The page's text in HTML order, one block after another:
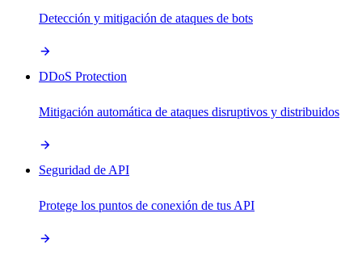
Detección y mitigación de ataques de bots
DDoS Protection
Mitigación automática de ataques disruptivos y distribuidos
Seguridad de API
Protege los puntos de conexión de tus API